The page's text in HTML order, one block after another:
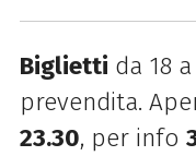
Biglietti da 18
prevendita.
23.30, per info